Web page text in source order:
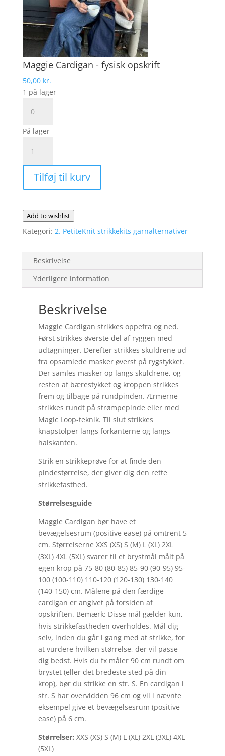
Maggie Cardigan - fysisk opskrift
50,00 kr.
1 på lager
Cardigan
fysisk
opskrift
På lager
Cardigan
|
Garnalternativ
Lana
212
og
Elba
Tilføj til kurv
Add to wishlist
Kategori: 2. PetiteKnit strikkekits garnalternativer
Beskrivelse
Yderligere information
Beskrivelse
Maggie Cardigan strikkes oppefra og ned.
Først strikkes øverste del af ryggen med
udtagninger. Derefter strikkes skuldrene ud
fra opsamlede masker øverst på rygstykket.
Der samles masker op langs skuldrene, og
resten af bærestykket og kroppen strikkes
frem og tilbage på rundpinden. Ærmerne
strikkes rundt på strømpepinde eller med
Magic Loop-teknik. Til slut strikkes
knapstolper langs forkanterne og langs
halskanten.
Strik en strikkeprøve for at finde den
pindestørrelse, der giver dig den rette
strikkefasthed.
Størrelsesguide
Maggie Cardigan bør have et
bevægelsesrum (positive ease) på omtrent 5
cm. Størrelserne XXS (XS) S (M) L (XL) 2XL
(3XL) 4XL (5XL) svarer til et brystmål målt på
egen krop på 75-80 (80-85) 85-90 (90-95) 95-
100 (100-110) 110-120 (120-130) 130-140
(140-150) cm. Målene på den færdige
cardigan er angivet på forsiden af
opskriften. Bemærk: Disse mål gælder kun,
hvis strikkefastheden overholdes. Mål dig
selv, inden du går i gang med at strikke, for
at vurdere hvilken størrelse, der vil passe
dig bedst. Hvis du fx måler 90 cm rundt om
brystet (eller det bredeste sted på din
krop), bør du strikke en str. S. En cardigan i
str. S har overvidden 96 cm og vil i nævnte
eksempel give et bevægelsesrum (positive
ease) på 6 cm.
Størrelser: XXS (XS) S (M) L (XL) 2XL (3XL) 4XL
(5XL)